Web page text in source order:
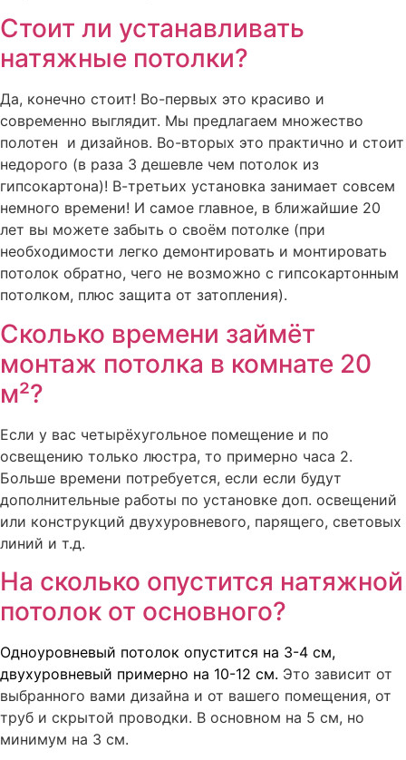
Стоит ли устанавливать
натяжные потолки?
Да, конечно стоит! Во-первых это красиво и
современно выглядит. Мы предлагаем множество
полотен и дизайнов. Во-вторых это практично и стоит
недорого (в раза 3 дешевле чем потолок из
гипсокартона)! В-третьих установка занимает совсем
немного времени! И самое главное, в ближайшие 20
лет вы можете забыть о своём потолке (при
необходимости легко демонтировать и монтировать
потолок обратно, чего не возможно с гипсокартонным
потолком, плюс защита от затопления).
Сколько времени займёт
монтаж потолка в комнате 20
м²?
Если у вас четырёхугольное помещение и по
освещению только люстра, то примерно часа 2.
Больше времени потребуется, если если будут
дополнительные работы по установке доп. освещений
или конструкций двухуровневого, парящего, световых
линий и т.д.
На сколько опустится натяжной
потолок от основного?
Одноуровневый потолок опустится на 3-4 см,
двухуровневый примерно на 10-12 см. Это зависит от
выбранного вами дизайна и от вашего помещения, от
труб и скрытой проводки. В основном на 5 см, но
минимум на 3 см.